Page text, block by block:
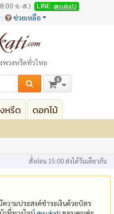
จ.-ส.) LINE: @sukati
ช่วยเหลือ
พวงหรีดทั่วไทย
0
หรีด ดอกไม้
สั่งก่อน 15:00 ส่งได้วันเดียวกัน
วามประสงค์ชำระเงินด้วยบัตร